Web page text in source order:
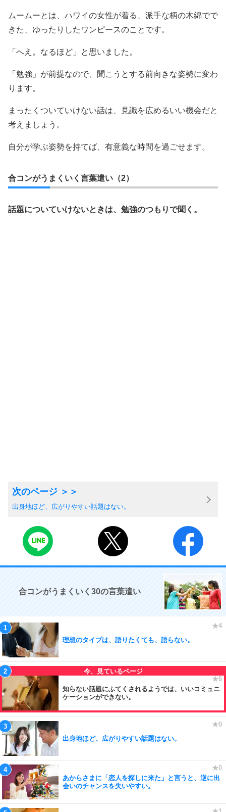
ムームーとは、ハワイの女性が着る、派手な柄の木綿でで
きた、ゆったりしたワンピースのことです。
「へえ。なるほど」と思いました。
「勉強」が前提なので、聞こうとする前向きな姿勢に変わ
ります。
まったくついていけない話は、見識を広めるいい機会だと
考えましょう。
自分が学ぶ姿勢を持てば、有意義な時間を過ごせます。
合コンがうまくいく言葉遣い（2）
話題についていけないときは、勉強のつもりで聞く。
出身地ほど、広がりやすい話題はない。
合コンがうまくいく30の言葉遣い
理想のタイプは、語りたくても、語らない。
知らない話題にふてくされるようでは、いいコミュニ
ケーションができない。
出身地ほど、広がりやすい話題はない。
あからさまに「恋人を探しに来た」と言うと、逆に出
会いのチャンスを失いやすい。